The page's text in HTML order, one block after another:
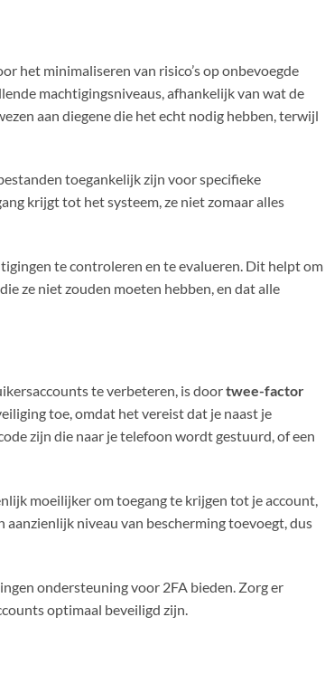
het minimaliseren van risico’s op onbevoegde
machtigingsniveaus, afhankelijk van wat de
aan diegene die het echt nodig hebben, terwijl
toegankelijk zijn voor specifieke
krijgt tot het systeem, ze niet zomaar alles
te controleren en te evalueren. Dit helpt om
ze niet zouden moeten hebben, en dat alle
te verbeteren, is doortwee-factor
toe, omdat het vereist dat je naast je
zijn die naar je telefoon wordt gestuurd, of een
moeilijker om toegang te krijgen tot je account,
aanzienlijk niveau van bescherming toevoegt, dus
ondersteuning voor 2FA bieden. Zorg er
optimaal beveiligd zijn.